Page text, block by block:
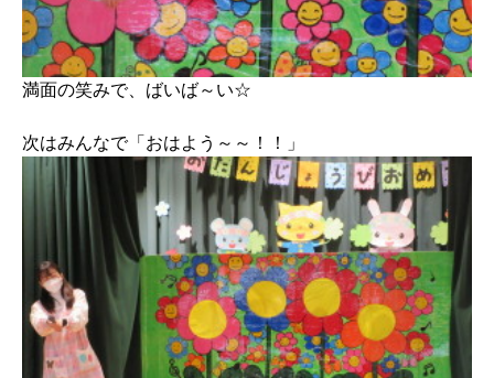
満面の笑みで、ばいば～い☆
次はみんなで「おはよう～～！！」